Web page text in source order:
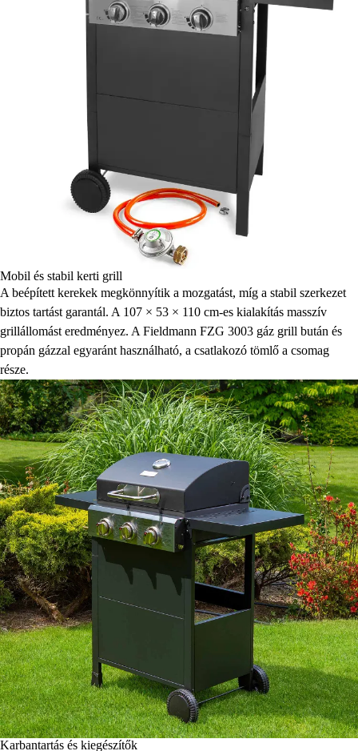
Mobil és stabil kerti grill
A beépített kerekek megkönnyítik a mozgatást, míg a stabil szerkezet
biztos tartást garantál. A 107 × 53 × 110 cm-es kialakítás masszív
grillállomást eredményez. A Fieldmann FZG 3003 gáz grill bután és
propán gázzal egyaránt használható, a csatlakozó tömlő a csomag
része.
Karbantartás és kiegészítők